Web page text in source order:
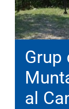
Grup
al